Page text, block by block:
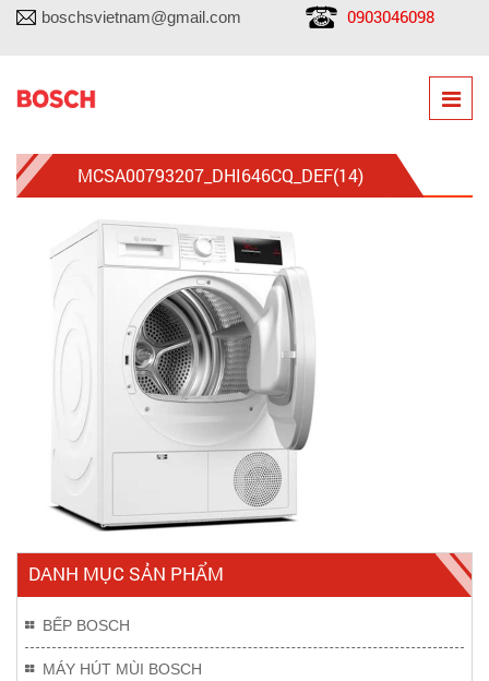
boschsvietnam@gmail.com 0903046098
MCSA00793207_DHI646CQ_DEF(14)
DANH MỤC SẢN PHẨM
BẾP BOSCH
MÁY HÚT MÙI BOSCH